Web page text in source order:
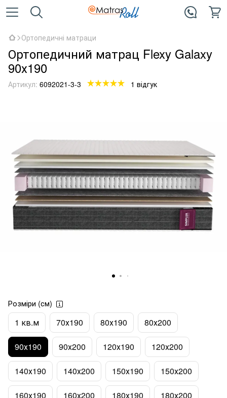
Ортопедичні матраци
Ортопедичний матрац Flexy Galaxy
90х190
Артикул: 6092021-3-3 1 відгук
Розміри (см)
1 кв.м 70х190 80х190 80х200
90х190 90х200 120х190 120х200
140х190 140х200 150х190 150х200
160х190 160х200 180х190 180х200